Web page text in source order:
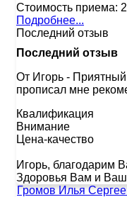
Стоимость приема:
Подробнее...
Последний отзыв
Последний отзыв
От Игорь -
прописал мне
Квалификация
Внимание
Цена-качество
Игорь, благодарим
Здоровья Вам и
Громов Илья